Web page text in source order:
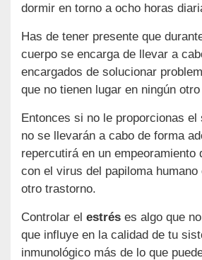
dormir en torno a ocho horas
Has de tener presente que
cuerpo se encarga de llevar a
encargados de solucionar
que no tienen lugar en ningún
Entonces si no le proporcionas el
no se llevarán a cabo de forma
repercutirá en un empeoramiento
con el virus del papiloma
otro trastorno.
Controlar el estrés es algo que
que influye en la calidad de tu
inmunológico más de lo que